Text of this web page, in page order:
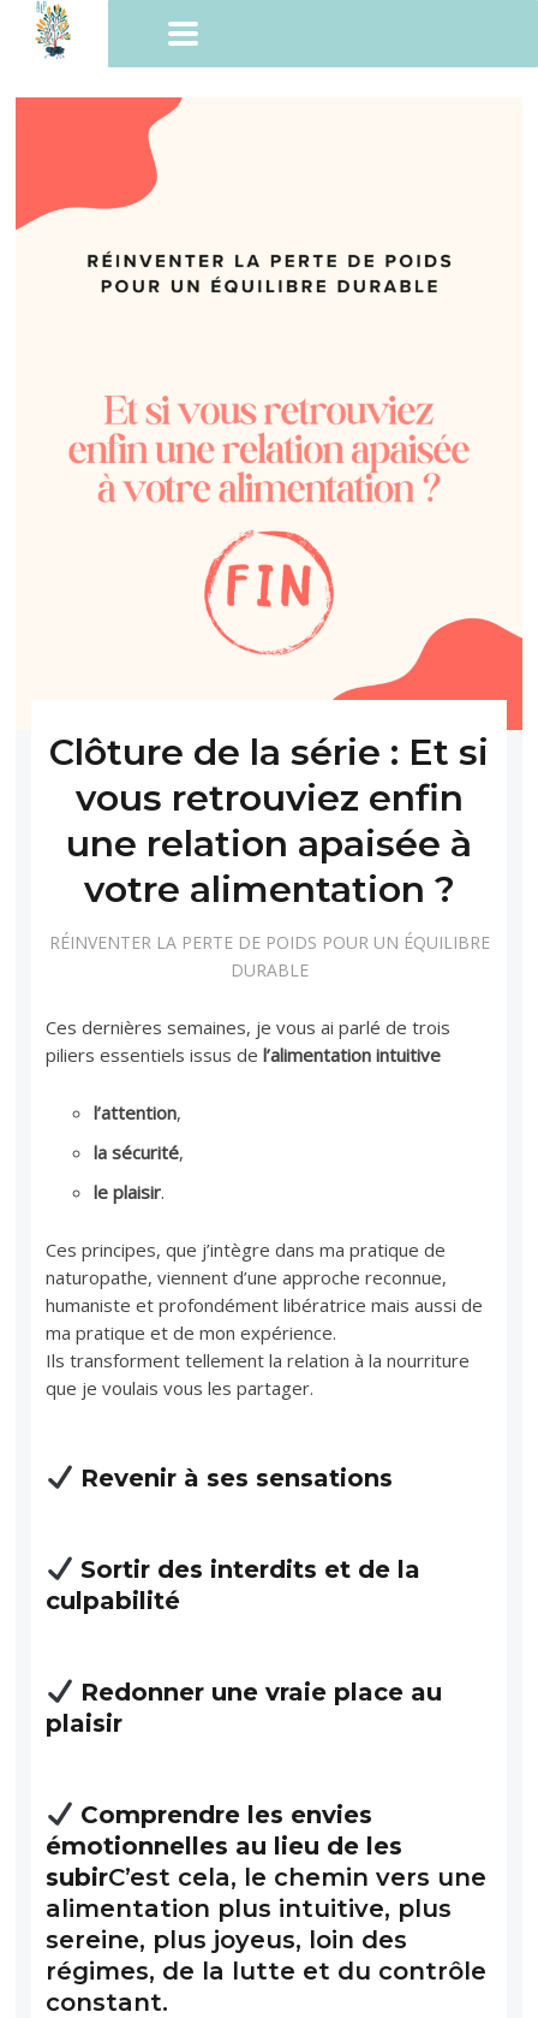
Clôture de la série : Et si
vous retrouviez enfin
une relation apaisée à
votre alimentation ?
RÉINVENTER LA PERTE DE POIDS POUR UN ÉQUILIBRE
DURABLE
Ces dernières semaines, je vous ai parlé de trois
piliers essentiels issus del’alimentation intuitive
l’attention,
la sécurité,
le plaisir.
Ces principes, que j’intègre dans ma pratique de
naturopathe, viennent d’une approche reconnue,
humaniste et profondément libératrice mais aussi de
ma pratique et de mon expérience.
Ils transforment tellement la relation à la nourriture
que je voulais vous les partager.
Revenir à ses sensations
Sortir des interdits et de la
culpabilité
Redonner une vraie place au
plaisir
Comprendre les envies
émotionnelles au lieu de les
subirC’est cela, le chemin vers une
alimentation plus intuitive, plus
sereine, plus joyeus, loin des
régimes, de la lutte et du contrôle
constant.